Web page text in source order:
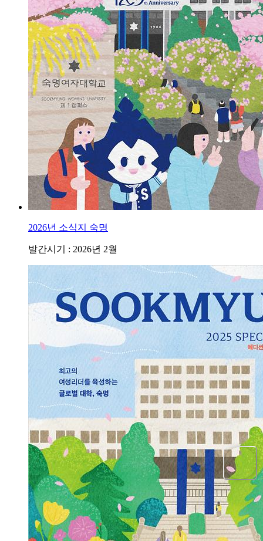
2026년 소식지 숙명
발간시기 : 2026년 2월